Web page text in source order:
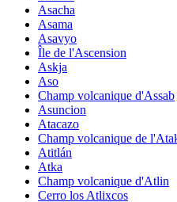
Asacha
Asama
Asavyo
Île de l'Ascension
Askja
Aso
Champ volcanique d'Assab
Asuncion
Atacazo
Champ volcanique de
Atitlán
Atka
Champ volcanique d'Atlin
Cerro los Atlixcos